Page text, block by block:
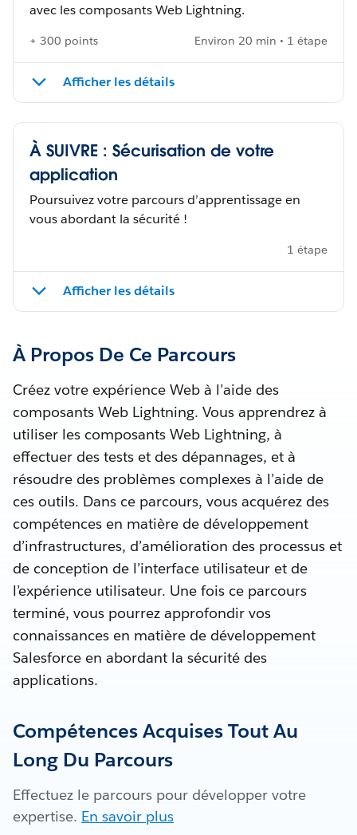
avec les composants Web Lightning.
+ 300 points Environ 20 min • 1 étape
Afficher les détails
À SUIVRE : Sécurisation de votre
application
Poursuivez votre parcours d’apprentissage en
vous abordant la sécurité !
1 étape
Afficher les détails
À Propos De Ce Parcours
Créez votre expérience Web à l’aide des
composants Web Lightning. Vous apprendrez à
utiliser les composants Web Lightning, à
effectuer des tests et des dépannages, et à
résoudre des problèmes complexes à l’aide de
ces outils. Dans ce parcours, vous acquérez des
compétences en matière de développement
d’infrastructures, d’amélioration des processus et
de conception de l’interface utilisateur et de
l’expérience utilisateur. Une fois ce parcours
terminé, vous pourrez approfondir vos
connaissances en matière de développement
Salesforce en abordant la sécurité des
applications.
Compétences Acquises Tout Au
Long Du Parcours
Effectuez le parcours pour développer votre
expertise. En savoir plus